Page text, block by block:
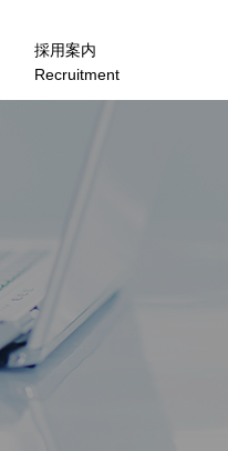
採用案内
Recruitment